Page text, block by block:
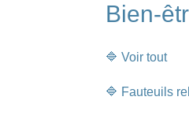
Bien-
🔷 Voir tout
🔷 Fauteuils